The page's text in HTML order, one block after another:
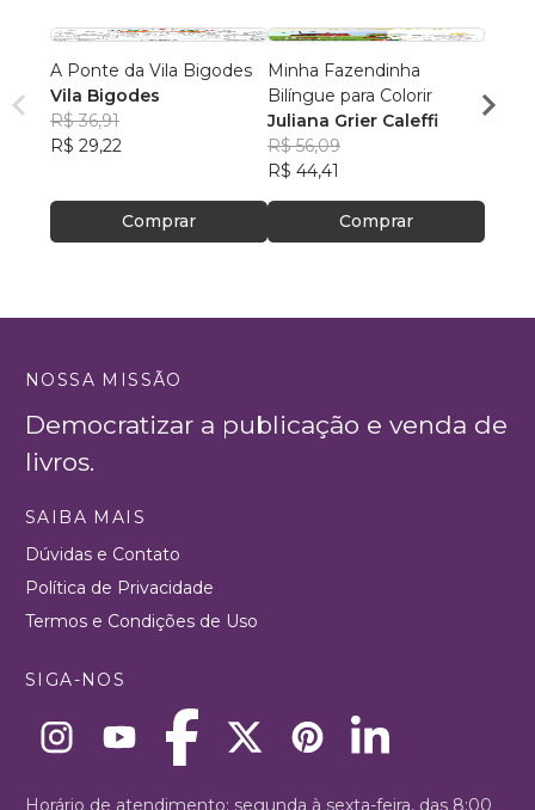
A Ponte da Vila Bigodes
Vila Bigodes
R$ 36,91
R$ 29,22
Comprar
Minha Fazendinha
Bilíngue para Colorir
Juliana Grier Caleffi
R$ 56,09
R$ 44,41
Comprar
Vila
R$
NOSSA MISSÃO
Democratizar a publicação e venda de
livros.
SAIBA MAIS
Dúvidas e Contato
Política de Privacidade
Termos e Condições de Uso
SIGA-NOS
Horário de atendimento: segunda à sexta-feira, das 8:00